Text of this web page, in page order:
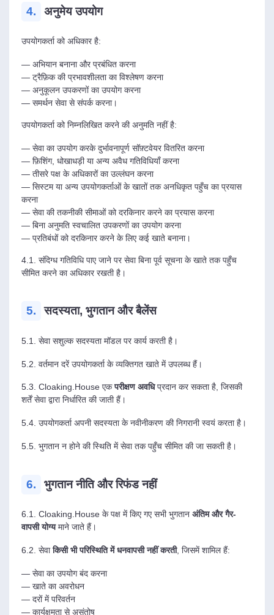
4. अनुमेय उपयोग
उपयोगकर्ता को अधिकार है:
— अभियान बनाना और प्रबंधित करना
— ट्रैफ़िक की प्रभावशीलता का विश्लेषण करना
— अनुकूलन उपकरणों का उपयोग करना
— समर्थन सेवा से संपर्क करना।
उपयोगकर्ता को निम्नलिखित करने की अनुमति नहीं है:
— सेवा का उपयोग करके दुर्भावनापूर्ण सॉफ़्टवेयर वितरित करना
— फ़िशिंग, धोखाधड़ी या अन्य अवैध गतिविधियाँ करना
— तीसरे पक्ष के अधिकारों का उल्लंघन करना
— सिस्टम या अन्य उपयोगकर्ताओं के खातों तक अनधिकृत पहुँच का प्रयास
करना
— सेवा की तकनीकी सीमाओं को दरकिनार करने का प्रयास करना
— बिना अनुमति स्वचालित उपकरणों का उपयोग करना
— प्रतिबंधों को दरकिनार करने के लिए कई खाते बनाना।
4.1. संदिग्ध गतिविधि पाए जाने पर सेवा बिना पूर्व सूचना के खाते तक पहुँच
सीमित करने का अधिकार रखती है।
5. सदस्यता, भुगतान और बैलेंस
5.1. सेवा सशुल्क सदस्यता मॉडल पर कार्य करती है।
5.2. वर्तमान दरें उपयोगकर्ता के व्यक्तिगत खाते में उपलब्ध हैं।
5.3. Cloaking.House एकपरीक्षण अवधिप्रदान कर सकता है, जिसकी
शर्तें सेवा द्वारा निर्धारित की जाती हैं।
5.4. उपयोगकर्ता अपनी सदस्यता के नवीनीकरण की निगरानी स्वयं करता है।
5.5. भुगतान न होने की स्थिति में सेवा तक पहुँच सीमित की जा सकती है।
6. भुगतान नीति और रिफंड नहीं
6.1. Cloaking.House के पक्ष में किए गए सभी भुगतान अंतिम और गैर-
वापसी योग्यमाने जाते हैं।
6.2. सेवाकिसी भी परिस्थिति में धनवापसी नहीं करती, जिसमें शामिल हैं:
— सेवा का उपयोग बंद करना
— खाते का अवरोधन
— दरों में परिवर्तन
— कार्यक्षमता से असंतोष